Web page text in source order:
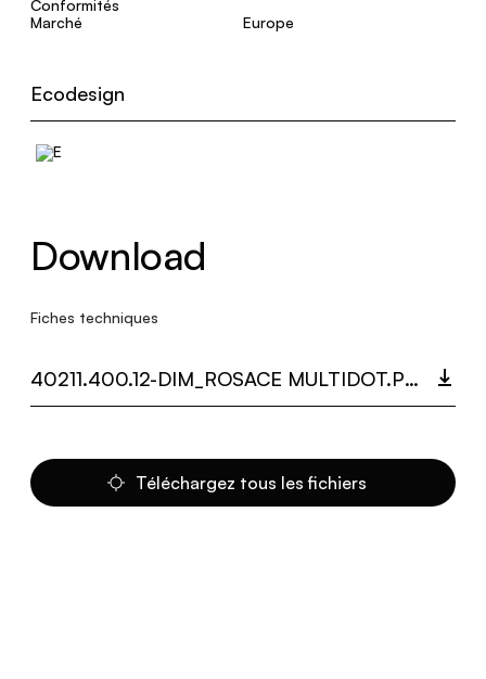
Conformités
Marché
Europe
Ecodesign
Download
Fiches techniques
40211.400.12-DIM_ROSACE MULTIDOT.PDF
Téléchargez tous les fichiers